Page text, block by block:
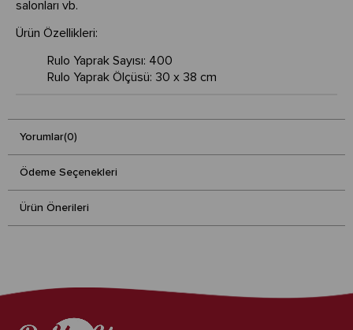
salonları vb.
Ürün Özellikleri:
Rulo Yaprak Sayısı: 400
Rulo Yaprak Ölçüsü: 30 x 38 cm
Yorumlar(0)
Ödeme Seçenekleri
Ürün Önerileri